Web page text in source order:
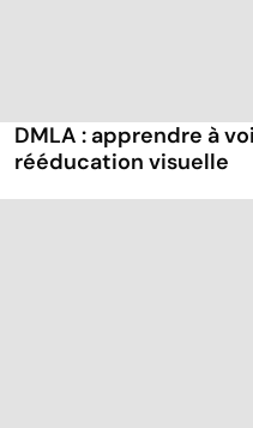
DMLA : apprendre à
rééducation visuelle